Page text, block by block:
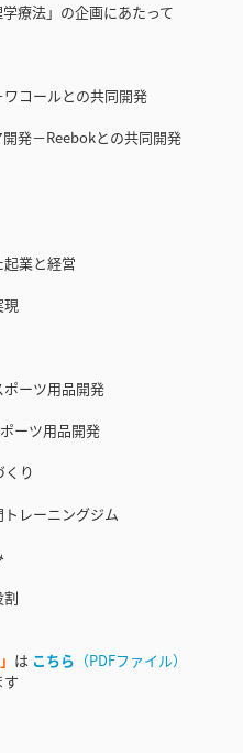
療法」の企画にあたって
コールとの共同開発
発－Reebokとの共同開発
業と経営
現
ーツ用品開発
ーツ用品開発
り
レーニングジム
は こちら （PDFファイル）